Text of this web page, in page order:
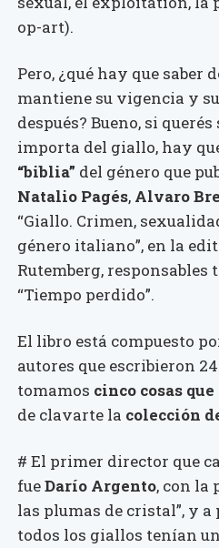
op-art).
Pero, ¿qué hay que saber
mantiene su vigencia y
después? Bueno, si
importa del giallo, hay
“biblia” del género que
Natalio Pagés, Alvaro
“Giallo. Crimen,
género italiano”, en la
Rutemberg, responsables
“Tiempo perdido”.
El libro está compuesto
autores que escribieron
tomamos cinco cosas que
de clavarte la colección
# El primer director que
fueDarío Argento, con la
las plumas de cristal”, y
todos los giallos tenían